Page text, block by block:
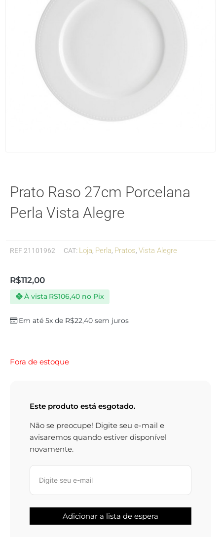
Prato Raso 27cm Porcelana
Perla Vista Alegre
REF 21101962 CAT: Loja, Perla, Pratos, Vista Alegre
R$112,00
Em até 5x de R$22,40 sem juros
À vista R$106,40 no Pix
Fora de estoque
Este produto está esgotado.
Não se preocupe! Digite seu e-mail e
avisaremos quando estiver disponível
novamente.